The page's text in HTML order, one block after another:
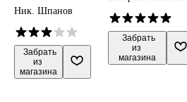
Туманов
Ник. Шпанов
Забрать
из
магазина
Забрать
из
магазина